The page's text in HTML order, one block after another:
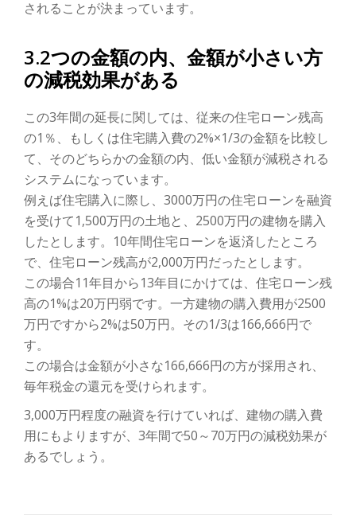
されることが決まっています。
3.2つの金額の内、金額が小さい方
の減税効果がある
この3年間の延長に関しては、従来の住宅ローン残高
の1％、もしくは住宅購入費の2%×1/3の金額を比較し
て、そのどちらかの金額の内、低い金額が減税される
システムになっています。
例えば住宅購入に際し、3000万円の住宅ローンを融資
を受けて1,500万円の土地と、2500万円の建物を購入
したとします。10年間住宅ローンを返済したところ
で、住宅ローン残高が2,000万円だったとします。
この場合11年目から13年目にかけては、住宅ローン残
高の1%は20万円弱です。一方建物の購入費用が2500
万円ですから2%は50万円。その1/3は166,666円で
す。
この場合は金額が小さな166,666円の方が採用され、
毎年税金の還元を受けられます。
3,000万円程度の融資を行けていれば、建物の購入費
用にもよりますが、3年間で50～70万円の減税効果が
あるでしょう。